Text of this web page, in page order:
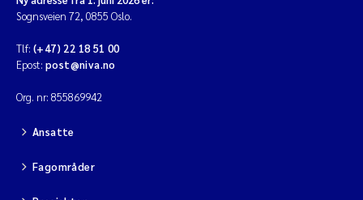
Sognsveien 72, 0855 Oslo.
Tlf: (+47) 22 18 51 00
Epost: post@niva.no
Org. nr: 855869942
Ansatte
Fagområder